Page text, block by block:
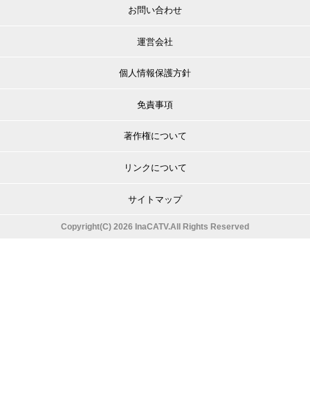
お問い合わせ
運営会社
個人情報保護方針
免責事項
著作権について
リンクについて
サイトマップ
Copyright(C) 2026 InaCATV.All Rights Reserved